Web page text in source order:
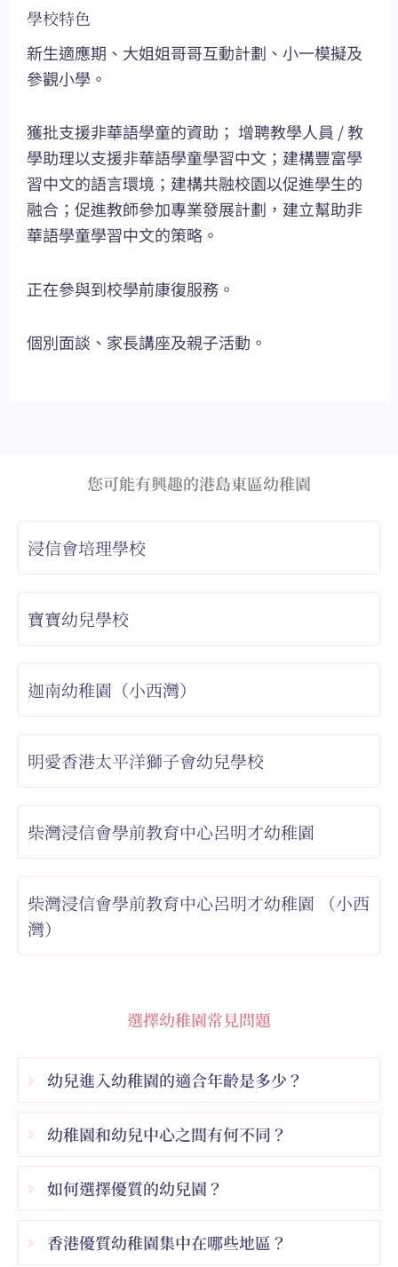
學校特色
新生適應期、大姐姐哥哥互動計劃、小一模擬及
參觀小學。
獲批支援非華語學童的資助； 增聘教學人員 / 教
學助理以支援非華語學童學習中文；建構豐富學
習中文的語言環境；建構共融校園以促進學生的
融合；促進教師參加專業發展計劃，建立幫助非
華語學童學習中文的策略。
正在參與到校學前康復服務。
個別面談、家長講座及親子活動。
您可能有興趣的港島東區幼稚園
浸信會培理學校
寶寶幼兒學校
迦南幼稚園（小西灣）
明愛香港太平洋獅子會幼兒學校
柴灣浸信會學前教育中心呂明才幼稚園
柴灣浸信會學前教育中心呂明才幼稚園 （小西
灣）
選擇幼稚園常見問題
幼兒進入幼稚園的適合年齡是多少？
幼稚園和幼兒中心之間有何不同？
如何選擇優質的幼兒園？
香港優質幼稚園集中在哪些地區？